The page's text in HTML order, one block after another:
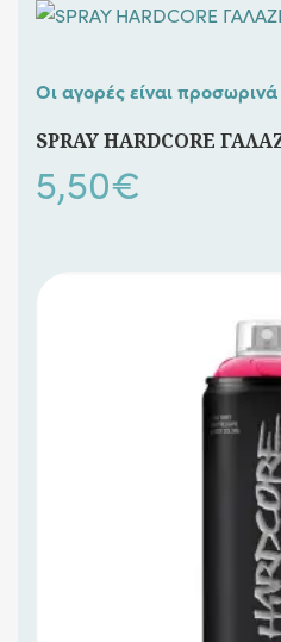
Οι αγορές είναι
SPRAY HARDCORE
5,50€